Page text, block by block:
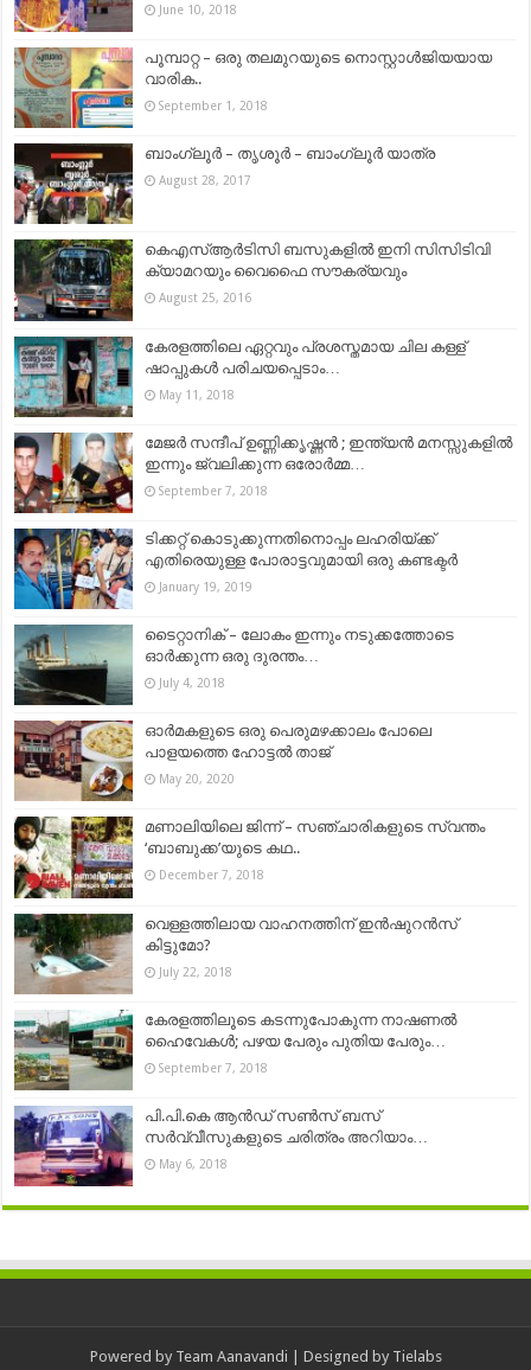
June 10, 2018
പൂമ്പാറ്റ – ഒരു തലമുറയുടെ നൊസ്റ്റാള്‍ജിയയായ
വാരിക..
September 1, 2018
ബാംഗ്ലൂർ – തൃശൂർ – ബാംഗ്ലൂർ യാത്ര
August 28, 2017
കെഎസ്ആർടിസി ബസുകളിൽ ഇനി സിസിടിവി
ക്യാമറയും വൈഫൈ സൗകര്യവും
August 25, 2016
കേര‌ളത്തിലെ ഏറ്റവും പ്രശസ്തമായ ചില കള്ള്
ഷാ‌‌‌പ്പുകള്‍ പരിചയപ്പെടാം…
May 11, 2018
മേജർ സന്ദീപ് ഉണ്ണിക്കൃഷ്ണൻ ; ഇന്ത്യൻ മനസ്സുകളിൽ
ഇന്നും ജ്വലിക്കുന്ന ഒരോർമ്മ…
September 7, 2018
ടിക്കറ്റ് കൊടുക്കുന്നതിനൊപ്പം ലഹരിയ്ക്ക്
എതിരെയുള്ള പോരാട്ടവുമായി ഒരു കണ്ടക്ടർ
January 19, 2019
ടൈറ്റാനിക് – ലോകം ഇന്നും നടുക്കത്തോടെ
ഓർക്കുന്ന ഒരു ദുരന്തം…
July 4, 2018
ഓർമകളുടെ ഒരു പെരുമഴക്കാലം പോലെ
പാളയത്തെ ഹോട്ടൽ താജ്
May 20, 2020
മണാലിയിലെ ജിന്ന് – സഞ്ചാരികളുടെ സ്വന്തം
‘ബാബുക്ക’യുടെ കഥ..
December 7, 2018
വെള്ളത്തിലായ വാഹനത്തിന് ഇൻഷുറൻസ്
കിട്ടുമോ?
July 22, 2018
കേരളത്തിലൂടെ കടന്നുപോകുന്ന നാഷണൽ
ഹൈവേകൾ; പഴയ പേരും പുതിയ പേരും…
September 7, 2018
പി.പി.കെ ആൻഡ് സൺസ് ബസ്
സര്‍വ്വീസുകളുടെ ചരിത്രം അറിയാം…
May 6, 2018
Powered by Team Aanavandi | Designed by Tielabs